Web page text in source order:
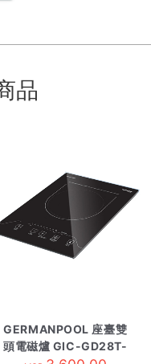
品
GERMANPOOL 座臺雙
頭電磁爐 GIC-GD28T-